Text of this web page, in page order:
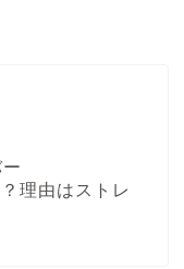
理由はストレ